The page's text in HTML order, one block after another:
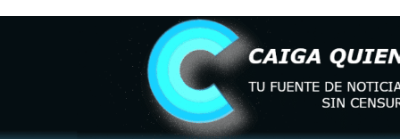
apagones y promesas incumplidas...